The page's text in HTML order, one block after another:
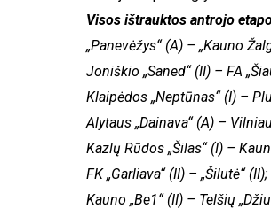
Visos ištrauktos antrojo
„Panevėžys“ (A) – „Kauno
Joniškio „Saned“ (II) – FA
Klaipėdos „Neptūnas“ (I) –
Alytaus „Dainava“ (A) –
Kazlų Rūdos „Šilas“ (I) –
FK „Garliava“ (II) – „Šilutė“ (II);
Kauno „Be1“ (II) – Telšių